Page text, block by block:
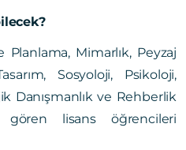
Mimarlık, Peyzaj
Sosyoloji, Psikoloji,
Danışmanlık ve Rehberlik
lisans öğrencileri